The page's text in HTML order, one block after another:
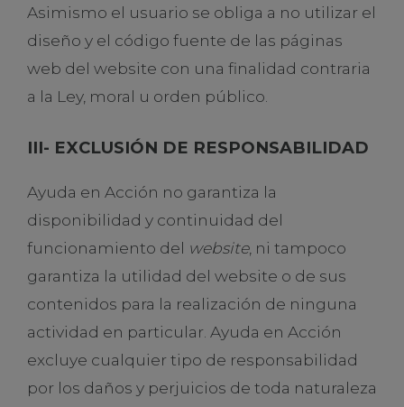
Asimismo el usuario se obliga a no utilizar el
diseño y el código fuente de las páginas
web del website con una finalidad contraria
a la Ley, moral u orden público.
III- EXCLUSIÓN DE RESPONSABILIDAD
Ayuda en Acción no garantiza la
disponibilidad y continuidad del
funcionamiento del website, ni tampoco
garantiza la utilidad del website o de sus
contenidos para la realización de ninguna
actividad en particular. Ayuda en Acción
excluye cualquier tipo de responsabilidad
por los daños y perjuicios de toda naturaleza